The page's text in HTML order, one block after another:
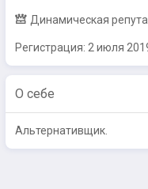
Динамическая
Регистрация: 2 июля
О себе
Альтернативщик.